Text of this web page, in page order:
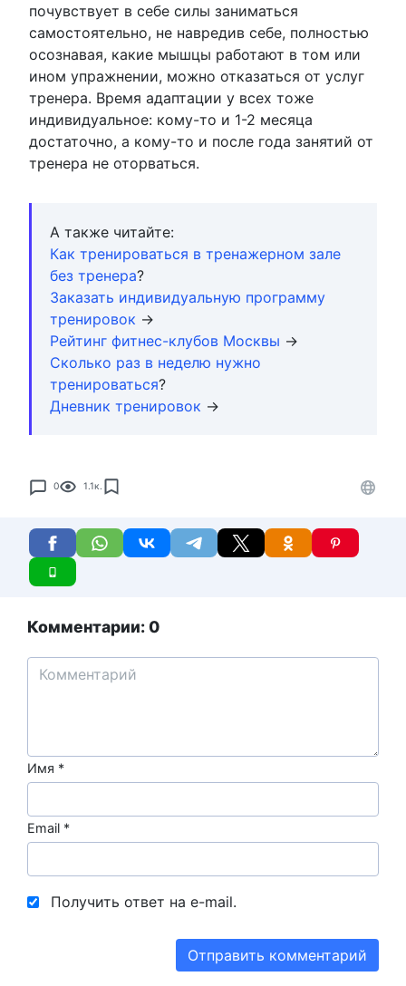
почувствует в себе силы заниматься
самостоятельно, не навредив себе, полностью
осознавая, какие мышцы работают в том или
ином упражнении, можно отказаться от услуг
тренера. Время адаптации у всех тоже
индивидуальное: кому-то и 1-2 месяца
достаточно, а кому-то и после года занятий от
тренера не оторваться.
А также читайте:
Как тренироваться в тренажерном зале
без тренера?
Заказать индивидуальную программу
тренировок →
Рейтинг фитнес-клубов Москвы →
Сколько раз в неделю нужно
тренироваться?
Дневник тренировок →
0 1.1к.
Комментарии: 0
Имя *
Email *
Получить ответ на e-mail.